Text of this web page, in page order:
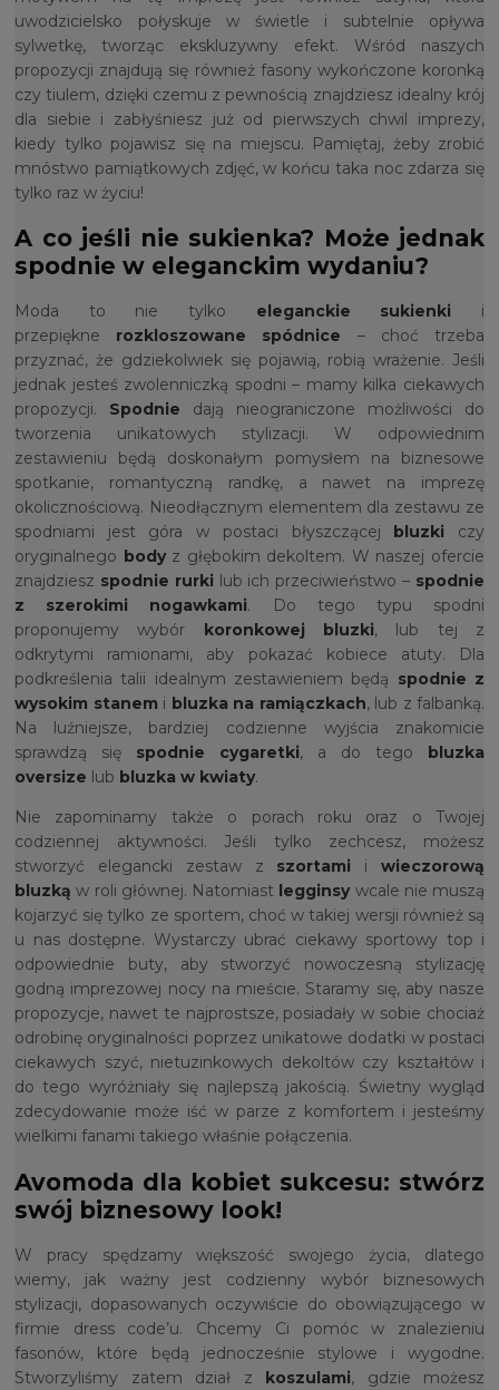
uwodzicielsko połyskuje w świetle i subtelnie opływa
sylwetkę, tworząc ekskluzywny efekt. Wśród naszych
propozycji znajdują się również fasony wykończone koronką
czy tiulem, dzięki czemu z pewnością znajdziesz idealny krój
dla siebie i zabłyśniesz już od pierwszych chwil imprezy,
kiedy tylko pojawisz się na miejscu. Pamiętaj, żeby zrobić
mnóstwo pamiątkowych zdjęć, w końcu taka noc zdarza się
tylko raz w życiu!
A co jeśli nie sukienka? Może jednak
spodnie w eleganckim wydaniu?
Moda to nie tylko eleganckie sukienki i
przepiękne rozkloszowane spódnice – choć trzeba
przyznać, że gdziekolwiek się pojawią, robią wrażenie. Jeśli
jednak jesteś zwolenniczką spodni – mamy kilka ciekawych
propozycji. Spodnie dają nieograniczone możliwości do
tworzenia unikatowych stylizacji. W odpowiednim
zestawieniu będą doskonałym pomysłem na biznesowe
spotkanie, romantyczną randkę, a nawet na imprezę
okolicznościową. Nieodłącznym elementem dla zestawu ze
spodniami jest góra w postaci błyszczącej
bluzki czy
oryginalnego body z głębokim dekoltem. W naszej ofercie
znajdziesz spodnie rurki lub ich przeciwieństwo – spodnie
z szerokimi nogawkami. Do tego typu spodni
proponujemy wybór
koronkowej bluzki, lub tej z
odkrytymi ramionami, aby pokazać kobiece atuty. Dla
podkreślenia talii idealnym zestawieniem będą spodnie z
wysokim stanem i bluzka na ramiączkach, lub z falbanką.
Na luźniejsze, bardziej codzienne wyjścia znakomicie
sprawdzą się spodnie cygaretki, a do tego
bluzka
oversize lub bluzka w kwiaty.
Nie zapominamy także o porach roku oraz o Twojej
codziennej aktywności. Jeśli tylko zechcesz, możesz
stworzyć elegancki zestaw z szortami i wieczorową
bluzką w roli głównej. Natomiast legginsywcale nie muszą
kojarzyć się tylko ze sportem, choć w takiej wersji również są
u nas dostępne. Wystarczy ubrać ciekawy sportowy top i
odpowiednie buty, aby stworzyć nowoczesną stylizację
godną imprezowej nocy na mieście. Staramy się, aby nasze
propozycje, nawet te najprostsze, posiadały w sobie chociaż
odrobinę oryginalności poprzez unikatowe dodatki w postaci
ciekawych szyć, nietuzinkowych dekoltów czy kształtów i
do tego wyróżniały się najlepszą jakością. Świetny wygląd
zdecydowanie może iść w parze z komfortem i jesteśmy
wielkimi fanami takiego właśnie połączenia.
Avomoda dla kobiet sukcesu: stwórz
swój biznesowy look!
W pracy spędzamy większość swojego życia, dlatego
wiemy, jak ważny jest codzienny wybór biznesowych
stylizacji, dopasowanych oczywiście do obowiązującego w
firmie dress code’u. Chcemy Ci pomóc w znalezieniu
fasonów, które będą jednocześnie stylowe i wygodne.
Stworzyliśmy zatem dział z
koszulami, gdzie możesz